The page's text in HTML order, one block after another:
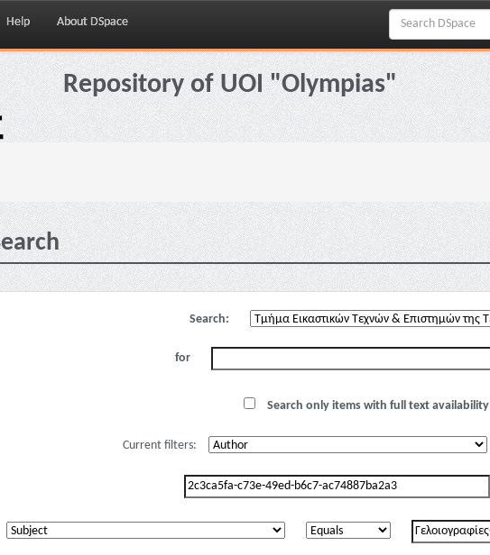
Help About DSpace
Repository of UOI "Olympias"
Search:
for
Search only items with full text availability
Current filters: